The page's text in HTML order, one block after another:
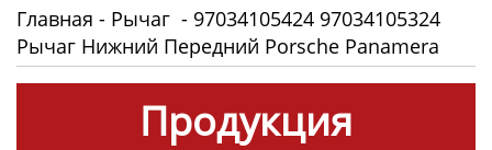
Главная - Рычаг - 97034105424 97034105324
Рычаг Нижний Передний Porsche Panamera
Продукция